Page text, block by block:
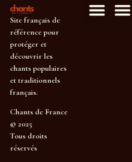
Site français de
référence pour
protéger et
découvrir les
chants populaires
et traditionnels
français.
Chants de France
© 2025
Tous droits
réservés